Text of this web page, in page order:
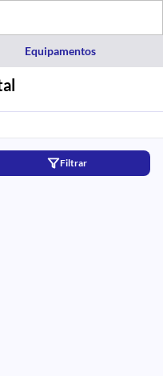
Equipamentos
Filtrar